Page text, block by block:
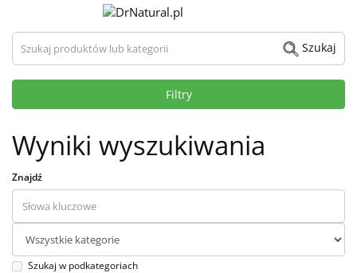
Szukaj produktów lub kategorii Szukaj
Filtry
Wyniki wyszukiwania
Znajdź
Szukaj w podkategoriach